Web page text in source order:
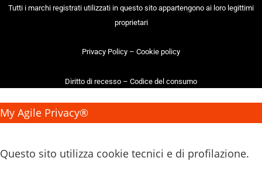
Tutti i marchi registrati utilizzati in questo sito appartengono ai loro legittimi
proprietari
Privacy Policy – Cookie policy
Diritto di recesso – Codice del consumo
My Agile Privacy®
Questo sito utilizza cookie tecnici e di profilazione.